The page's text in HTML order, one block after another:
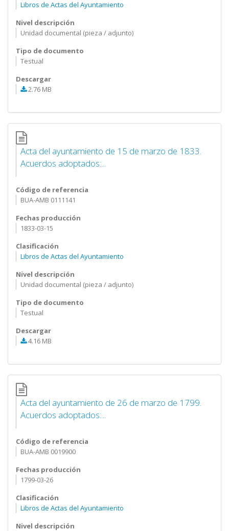
Libros de Actas del Ayuntamiento
Nivel descripción
Unidad documental (pieza / adjunto)
Tipo de documento
Testual
Descargar
2.76 MB
Acta del ayuntamiento de 15 de marzo de 1833.
Acuerdos adoptados:...
Código de referencia
BUA-AMB 0111141
Fechas producción
1833-03-15
Clasificación
Libros de Actas del Ayuntamiento
Nivel descripción
Unidad documental (pieza / adjunto)
Tipo de documento
Testual
Descargar
4.16 MB
Acta del ayuntamiento de 26 de marzo de 1799.
Acuerdos adoptados:...
Código de referencia
BUA-AMB 0019900
Fechas producción
1799-03-26
Clasificación
Libros de Actas del Ayuntamiento
Nivel descripción